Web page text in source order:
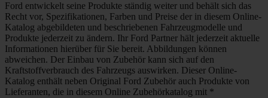
Ford entwickelt seine Produkte ständig weiter und behält sich das
Recht vor, Spezifikationen, Farben und Preise der in diesem Online-
Katalog abgebildeten und beschriebenen Fahrzeugmodelle und
Produkte jederzeit zu ändern. Ihr Ford Partner hält jederzeit aktuelle
Informationen hierüber für Sie bereit. Abbildungen können
abweichen. Der Einbau von Zubehör kann sich auf den
Kraftstoffverbrauch des Fahrzeugs auswirken. Dieser Online-
Katalog enthält neben Original Ford Zubehör auch Produkte von
Lieferanten, die in diesem Online Zubehörkatalog mit *